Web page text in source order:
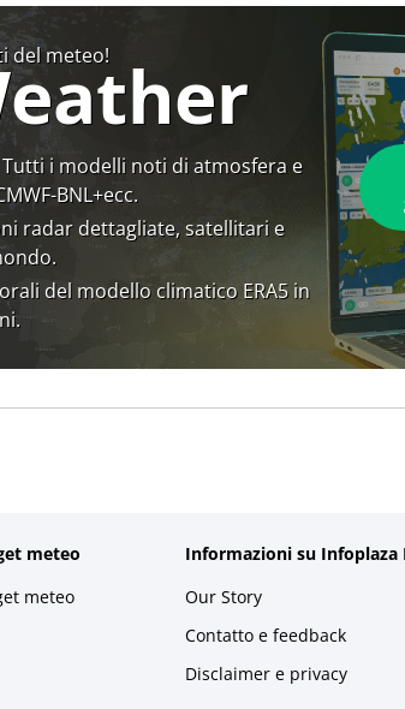
del meteo!
Tutti i modelli noti di atmosfera e
BNL+ecc.
radar dettagliate, satellitari e
del modello climatico ERA5 in
meteo
meteo
Informazioni su
Our Story
Contatto e feedback
Disclaimer e privacy